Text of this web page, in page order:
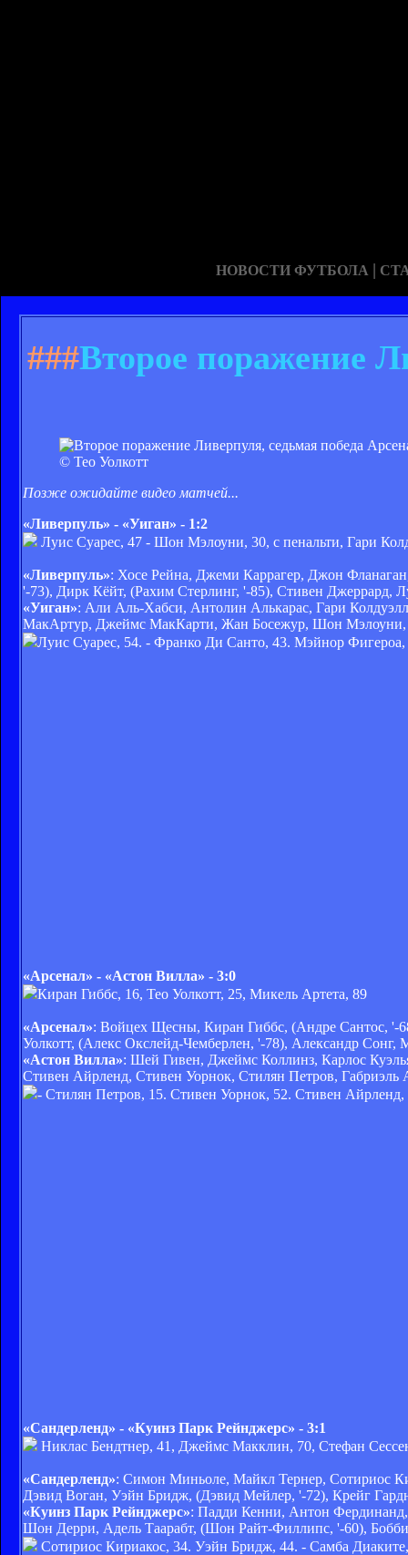
НОВОСТИ ФУТБОЛА |
###Второе поражение
© Тео Уолкотт
Позже ожидайте видео матчей...
«Ливерпуль» - «Уиган» - 1:2
Луис Суарес, 47 - Шон Мэлоуни, 30, с пенальти, Гари
«Ливерпуль»: Хосе Рейна, Джеми Каррагер, Джон
'-73), Дирк Кёйт, (Рахим Стерлинг, '-85), Стивен Джеррард,
«Уиган»: Али Аль-Хабси, Антолин Алькарас, Гари
МакАртур, Джеймс МакКарти, Жан Босежур, Шон
Луис Суарес, 54. - Франко Ди Санто, 43. Мэйнор Фигероа,
«Арсенал» - «Астон Вилла» - 3:0
Киран Гиббс, 16, Тео Уолкотт, 25, Микель Артета, 89
«Арсенал»: Войцех Щесны, Киран Гиббс, (Андре Сантос, '-
Уолкотт, (Алекс Окслейд-Чемберлен, '-78), Александр
«Астон Вилла»: Шей Гивен, Джеймс Коллинз, Карлос
Стивен Айрленд, Стивен Уорнок, Стилян Петров, Габриэль
- Стилян Петров, 15. Стивен Уорнок, 52. Стивен
«Сандерленд» - «Куинз Парк Рейнджерс» - 3:1
Никлас Бендтнер, 41, Джеймс Макклин, 70, Стефан
«Сандерленд»: Симон Миньоле, Майкл Тернер, Сотириос
Дэвид Воган, Уэйн Бридж, (Дэвид Мейлер, '-72), Крейг
«Куинз Парк Рейнджерс»: Падди Кенни, Антон
Шон Дерри, Адель Таарабт, (Шон Райт-Филлипс, '-60),
Сотириос Кириакос, 34. Уэйн Бридж, 44. - Самба